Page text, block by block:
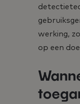
werking,
op een